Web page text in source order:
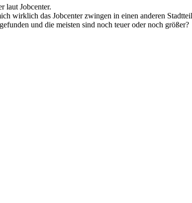
laut Jobcenter.
wirklich das Jobcenter zwingen in einen anderen
und die meisten sind noch teuer oder noch größer?